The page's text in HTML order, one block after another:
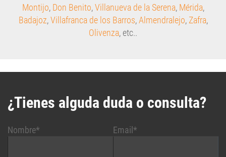
Badajoz, Villafranca de los Barros,Almendralejo,Zafra
Olivenza, etc..
Nombre*